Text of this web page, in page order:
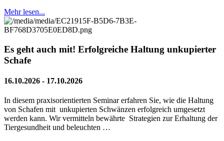
Mehr lesen...
Es geht auch mit! Erfolgreiche Haltung unkupierter
Schafe
16.10.2026 - 17.10.2026
In diesem praxisorientierten Seminar erfahren Sie, wie die Haltung
von Schafen mit unkupierten Schwänzen erfolgreich umgesetzt
werden kann. Wir vermitteln bewährte Strategien zur Erhaltung der
Tiergesundheit und beleuchten …